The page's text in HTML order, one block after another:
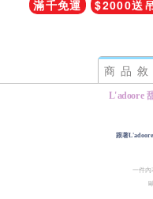
滿千免運 $2000送
商品敘